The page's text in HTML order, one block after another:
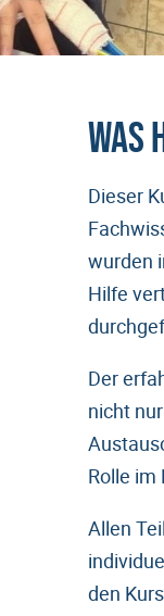
Was
Dieser
wurden
Hilfe
Der
nicht
Rolle im
Allen
den